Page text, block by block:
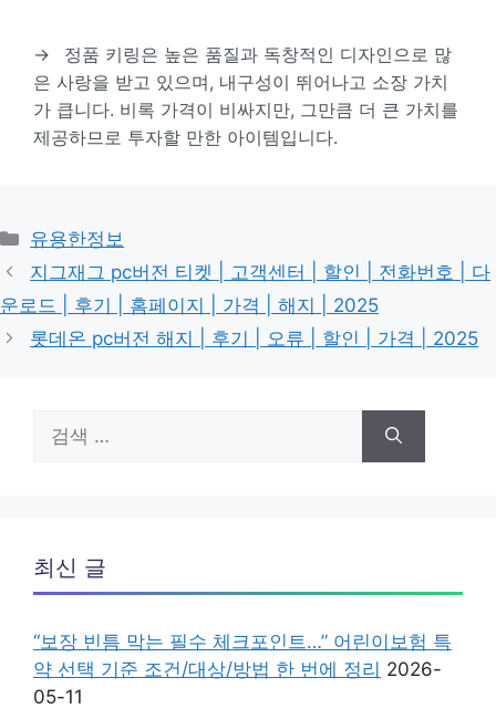
→
정품 키링은 높은 품질과 독창적인 디자인으로 많
은 사랑을 받고 있으며, 내구성이 뛰어나고 소장 가치
가 큽니다. 비록 가격이 비싸지만, 그만큼 더 큰 가치를
제공하므로 투자할 만한 아이템입니다.
카
테
고
리
유용한정보
지그재그 pc버전 티켓 | 고객센터 | 할인 | 전화번호 | 다
운로드 | 후기 | 홈페이지 | 가격 | 해지 | 2025
롯데온 pc버전 해지 | 후기 | 오류 | 할인 | 가격 | 2025
색:
최신 글
“보장 빈틈 막는 필수 체크포인트…” 어린이보험 특
약 선택 기준 조건/대상/방법 한 번에 정리 2026-
05-11